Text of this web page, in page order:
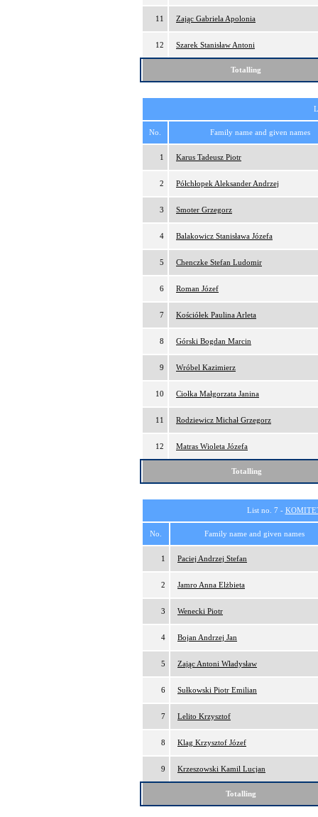
11 Zając Gabriela Apolonia
12 Szarek Stanisław Antoni
Totalling
No. Family name and given names
1 Karus Tadeusz Piotr
2 Półchłopek Aleksander Andrzej
3 Smoter Grzegorz
4 Balakowicz Stanisława Józefa
5 Chenczke Stefan Ludomir
6 Roman Józef
7 Kościółek Paulina Arleta
8 Górski Bogdan Marcin
9 Wróbel Kazimierz
10 Ciołka Małgorzata Janina
11 Rodziewicz Michał Grzegorz
12 Matras Wioleta Józefa
Totalling
List no. 7 -
No. Family name and given names
1 Paciej Andrzej Stefan
2 Jamro Anna Elżbieta
3 Wenecki Piotr
4 Bojan Andrzej Jan
5 Zając Antoni Władysław
6 Sułkowski Piotr Emilian
7 Lelito Krzysztof
8 Klag Krzysztof Józef
9 Krzeszowski Kamil Lucjan
Totalling